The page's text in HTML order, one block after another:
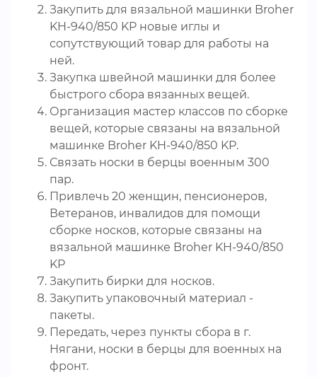
Закупить для вязальной машинки Broher
KH-940/850 KP новые иглы и
сопутствующий товар для работы на
ней.
Закупка швейной машинки для более
быстрого сбора вязанных вещей.
Организация мастер классов по сборке
вещей, которые связаны на вязальной
машинке Broher KH-940/850 KP.
Связать носки в берцы военным 300
пар.
Привлечь 20 женщин, пенсионеров,
Ветеранов, инвалидов для помощи
сборке носков, которые связаны на
вязальной машинке Broher KH-940/850
KP
Закупить бирки для носков.
Закупить упаковочный материал -
пакеты.
Передать, через пункты сбора в г.
Нягани, носки в берцы для военных на
фронт.